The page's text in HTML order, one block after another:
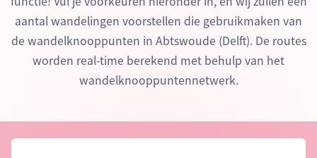
aantal wandelingen voorstellen die gebruikmaken van
de wandelknooppunten in Abtswoude (Delft). De routes
worden real-time berekend met behulp van het
wandelknooppuntennetwerk.